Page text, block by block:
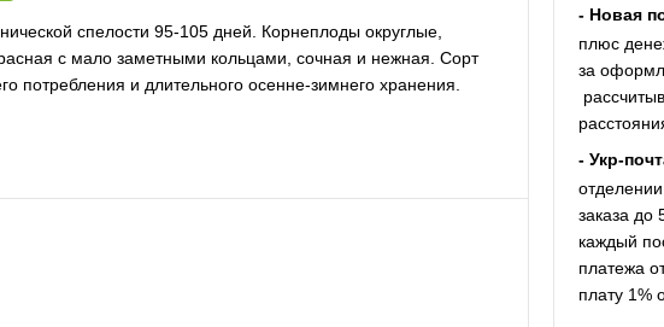
спелости 95-105 дней. Корнеплоды округлые,
с мало заметными кольцами, сочная и нежная. Сорт
потребления и длительного осенне-зимнего хранения.
- Новая
плюс
за
- Укр-
заказа до
каждый
платежа
плату 1%